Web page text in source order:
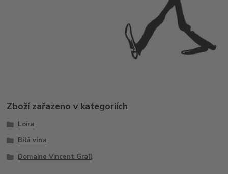
Zboží zařazeno v kategoriích
Loira
Bílá vína
Domaine Vincent Grall